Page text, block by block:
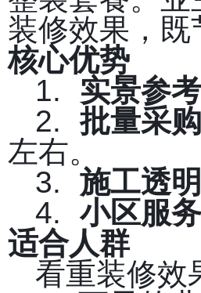
装修效果，
核心优势
1.
实景参
2.
批量采
左右。
3.
施工透明
4.
小区服
适合人群
看重装修效